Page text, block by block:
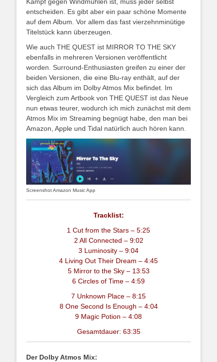
Kampf gegen Windmühlen ist, muss jeder selbst
entscheiden. Es gibt aber ein paar schöne Momente
auf dem Album. Vor allem das fast vierzehnminütige
Titelstück kann überzeugen.
Wie auch THE QUEST ist MIRROR TO THE SKY
ebenfalls in mehreren Versionen veröffentlicht
worden. Surround-Enthusiasten greifen zu einer der
beiden Versionen, die eine Blu-ray enthält, auf der
sich das Album im Dolby Atmos Mix befindet. Im
Vergleich zum Artbook von THE QUEST ist das Neue
nun etwas teurer, wodurch ich mich zunächst mit dem
Atmos Mix im Streaming begnügt habe, den man bei
Amazon, Apple und Tidal natürlich auch hören kann.
Screenshot Amazon Music App
Tracklist:
1 Cut from the Stars – 5:25
2 All Connected – 9:02
3 Luminosity – 9:04
4 Living Out Their Dream – 4:45
5 Mirror to the Sky – 13:53
6 Circles of Time – 4:59
7 Unknown Place – 8:15
8 One Second Is Enough – 4:04
9 Magic Potion – 4:08
Gesamtdauer: 63:35
Der Dolby Atmos Mix: